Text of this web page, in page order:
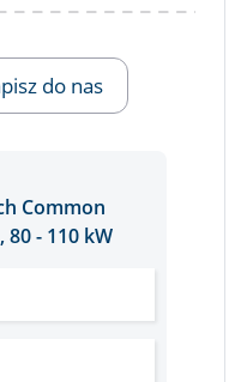
do nas
Common
80 - 110 kW